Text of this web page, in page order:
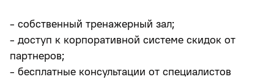
- собственный тренажерный зал;
- доступ к корпоративной системе скидок от
партнеров;
- бесплатные консультации от специалистов